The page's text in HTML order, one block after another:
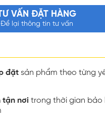
VẤN ĐẶT HÀNG
Để lại thông tin tư vấn
đặt sản phẩm theo từng
tận nơi trong thời gian bảo